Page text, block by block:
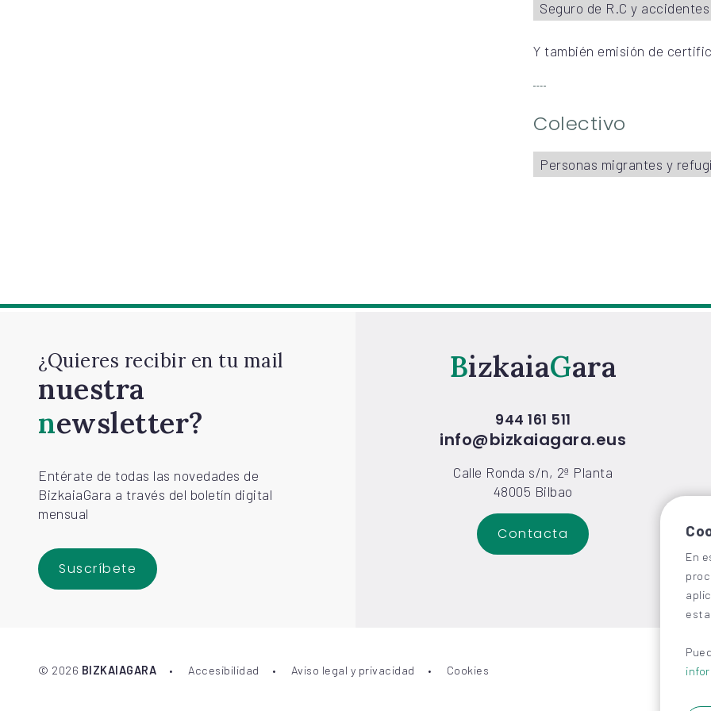
Seguro de R.C y accidentes
Y también emisión de
Colectivo
Personas migrantes y
¿Quieres recibir en tu mail
nuestra
newsletter?
Entérate de todas las novedades de
BizkaiaGara a través del boletín digital
mensual
Suscríbete
Bizkaia Gara
944 161 511
info@bizkaiagara.eus
Calle Ronda s/n, 2ª Planta
48005 Bilbao
Contacta
© 2026 BIZKAIAGARA Accesibilidad Aviso legal y privacidad Cookies
En